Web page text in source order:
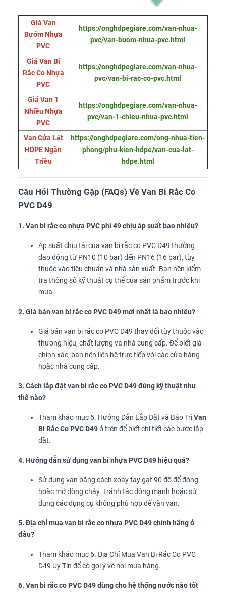
Giá Van
Bướm Nhựa
PVC
https://onghdpegiare.com/van-nhua-
pvc/van-buom-nhua-pvc.html
Giá Van Bi
Rắc Co Nhựa
PVC
https://onghdpegiare.com/van-nhua-
pvc/van-bi-rac-co-pvc.html
Giá Van 1
Nhiều Nhựa
PVC
https://onghdpegiare.com/van-nhua-
pvc/van-1-chieu-nhua-pvc.html
Van Cửa Lật
HDPE Ngăn
Triều
https://onghdpegiare.com/ong-nhua-tien-
phong/phu-kien-hdpe/van-cua-lat-
hdpe.html
Câu Hỏi Thường Gặp (FAQs) Về Van Bi Rắc Co
PVC D49
1. Van bi rắc co nhựa PVC phi 49 chịu áp suất bao nhiêu?
Áp suất chịu tải của van bi rắc co PVC D49 thường
dao động từ PN10 (10 bar) đến PN16 (16 bar), tùy
thuộc vào tiêu chuẩn và nhà sản xuất. Bạn nên kiểm
tra thông số kỹ thuật cụ thể của sản phẩm trước khi
mua.
2. Giá bán van bi rắc co PVC D49 mới nhất là bao nhiêu?
Giá bán van bi rắc co PVC D49 thay đổi tùy thuộc vào
thương hiệu, chất lượng và nhà cung cấp. Để biết giá
chính xác, bạn nên liên hệ trực tiếp với các cửa hàng
hoặc nhà cung cấp.
3. Cách lắp đặt van bi rắc co PVC D49 đúng kỹ thuật như
thế nào?
Tham khảo mục 5. Hướng Dẫn Lắp Đặt và Bảo TrìVan
Bi Rắc Co PVC D49ở trên để biết chi tiết các bước lắp
đặt.
4. Hướng dẫn sử dụng van bi nhựa PVC D49 hiệu quả?
Sử dụng van bằng cách xoay tay gạt 90 độ để đóng
hoặc mở dòng chảy. Tránh tác động mạnh hoặc sử
dụng các dụng cụ không phù hợp để vặn van.
5. Địa chỉ mua van bi rắc co nhựa PVC D49 chính hãng ở
đâu?
Tham khảo mục 6. Địa Chỉ Mua Van Bi Rắc Co PVC
D49 Uy Tín để có gợi ý về nơi mua hàng.
6. Van bi rắc co PVC D49 dùng cho hệ thống nước nào tốt